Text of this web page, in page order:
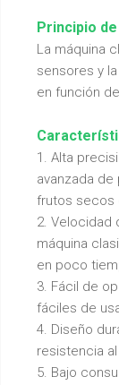
Principio
La máquina
sensores y
en función
1. Alta
avanzada
frutos secos
2. Velocidad
máquina
en poco
3. Fácil de
fáciles de
4. Diseño
resistencia
5. Bajo